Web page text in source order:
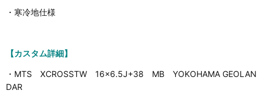
・寒冷地仕様
【カスタム詳細】
・MTS XCROSSTW 16×6.5J+38 MB YOKOHAMA GEOLAN
DAR